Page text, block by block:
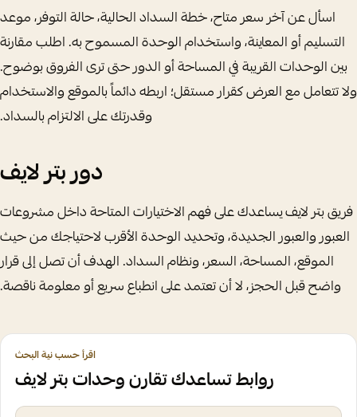
اسأل عن آخر سعر متاح، خطة السداد الحالية، حالة التوفر، موعد
التسليم أو المعاينة، واستخدام الوحدة المسموح به. اطلب مقارنة
بين الوحدات القريبة في المساحة أو الدور حتى ترى الفروق بوضوح.
ولا تتعامل مع العرض كقرار مستقل؛ اربطه دائماً بالموقع والاستخدام
وقدرتك على الالتزام بالسداد.
دور بتر لايف
فريق بتر لايف يساعدك على فهم الاختيارات المتاحة داخل مشروعات
العبور والعبور الجديدة، وتحديد الوحدة الأقرب لاحتياجك من حيث
الموقع، المساحة، السعر، ونظام السداد. الهدف أن تصل إلى قرار
واضح قبل الحجز، لا أن تعتمد على انطباع سريع أو معلومة ناقصة.
اقرأ حسب نية البحث
روابط تساعدك تقارن وحدات بتر لايف